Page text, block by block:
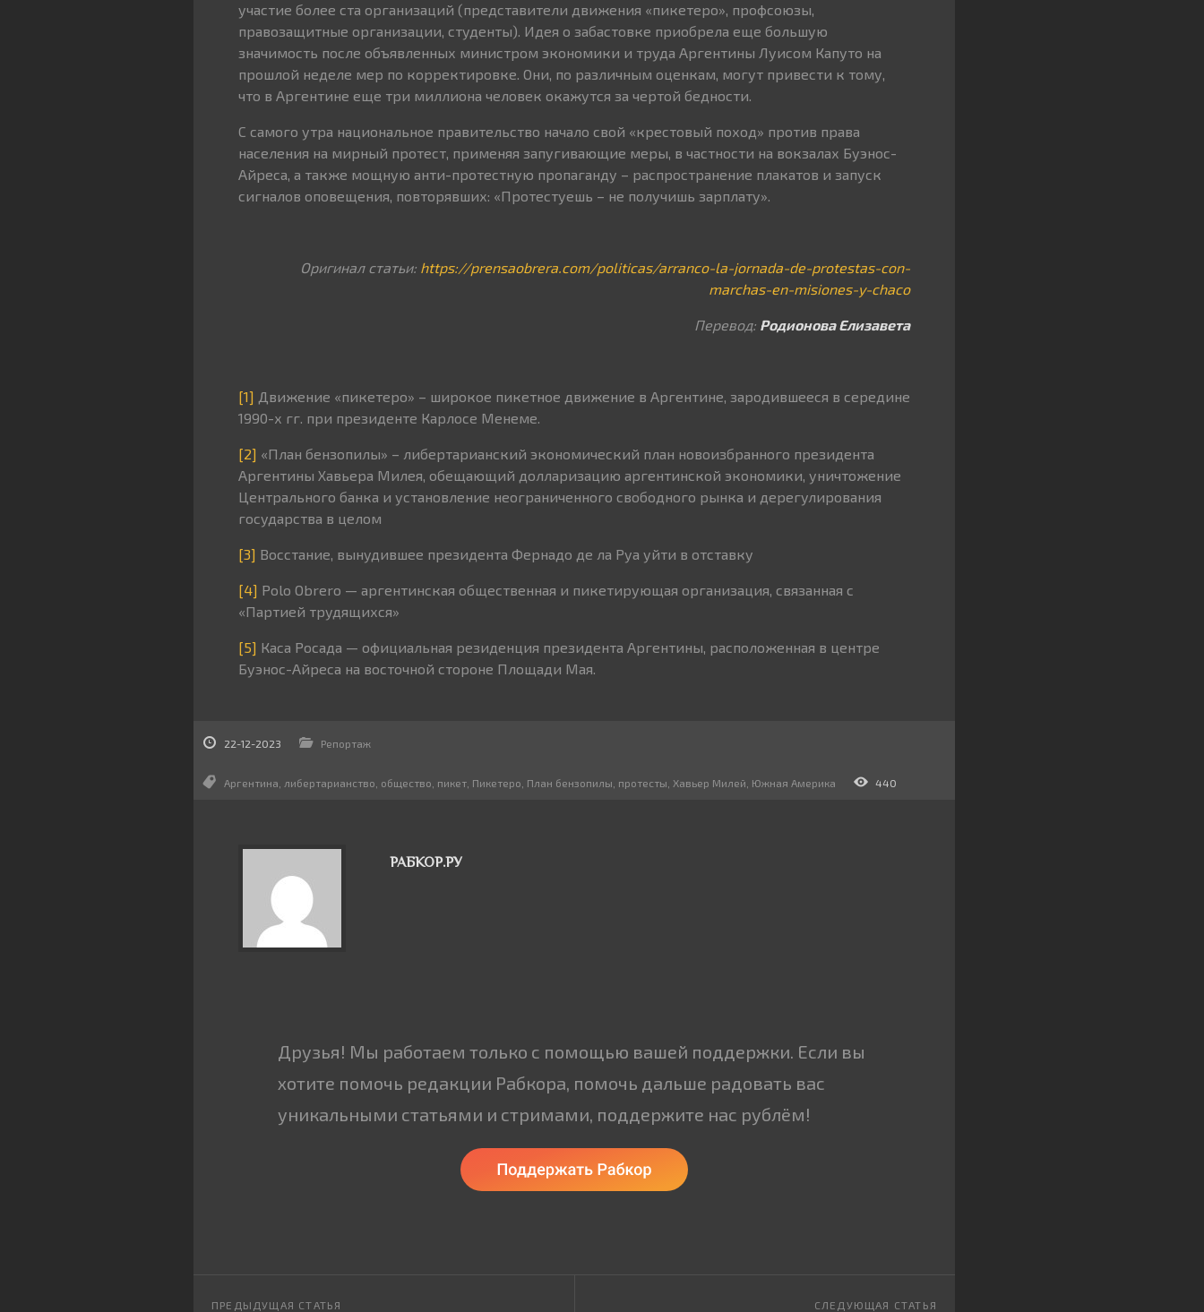
участие более ста организаций (представители движения «пикетеро», профсоюзы,
правозащитные организации, студенты). Идея о забастовке приобрела еще большую
значимость после объявленных министром экономики и труда Аргентины Луисом Капуто на
прошлой неделе мер по корректировке. Они, по различным оценкам, могут привести к тому,
что в Аргентине еще три миллиона человек окажутся за чертой бедности.
С самого утра национальное правительство начало свой «крестовый поход» против права
населения на мирный протест, применяя запугивающие меры, в частности на вокзалах Буэнос-
Айреса, а также мощную анти-протестную пропаганду – распространение плакатов и запуск
сигналов оповещения, повторявших: «Протестуешь – не получишь зарплату».
Оригинал статьи: https://prensaobrera.com/politicas/arranco-la-jornada-de-protestas-con-
marchas-en-misiones-y-chaco
Перевод: Родионова Елизавета
[1] Движение «пикетеро» – широкое пикетное движение в Аргентине, зародившееся в середине
1990-х гг. при президенте Карлосе Менеме.
[2] «План бензопилы» – либертарианский экономический план новоизбранного президента
Аргентины Хавьера Милея, обещающий долларизацию аргентинской экономики, уничтожение
Центрального банка и установление неограниченного свободного рынка и дерегулирования
государства в целом
[3] Восстание, вынудившее президента Фернадо де ла Руа уйти в отставку
[4] Polo Obrero — аргентинская общественная и пикетирующая организация, связанная с
«Партией трудящихся»
[5] Каса Росада — официальная резиденция президента Аргентины, расположенная в центре
Буэнос-Айреса на восточной стороне Площади Мая.
22-12-2023 Репортаж
Аргентина либертарианство общество пикет Пикетеро План бензопилы протесты Хавьер Милей Южная Америка 440
РАБКОР.РУ
Друзья! Мы работаем только с помощью вашей поддержки. Если вы
хотите помочь редакции Рабкора, помочь дальше радовать вас
уникальными статьями и стримами, поддержите нас рублём!